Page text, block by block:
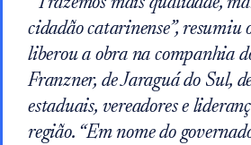
cidadão catarinense”, resumiu
liberou a obra na companhia
Franzner, de Jaraguá do Sul,
estaduais, vereadores e
região. “Em nome do